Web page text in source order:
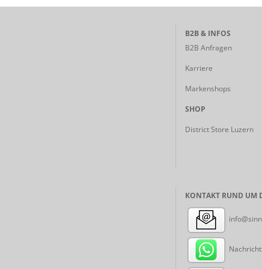
B2B & INFOS
B2B Anfragen
Karriere
Markenshops
SHOP
District Store Luzern
KONTAKT RUND UM
Nachricht: